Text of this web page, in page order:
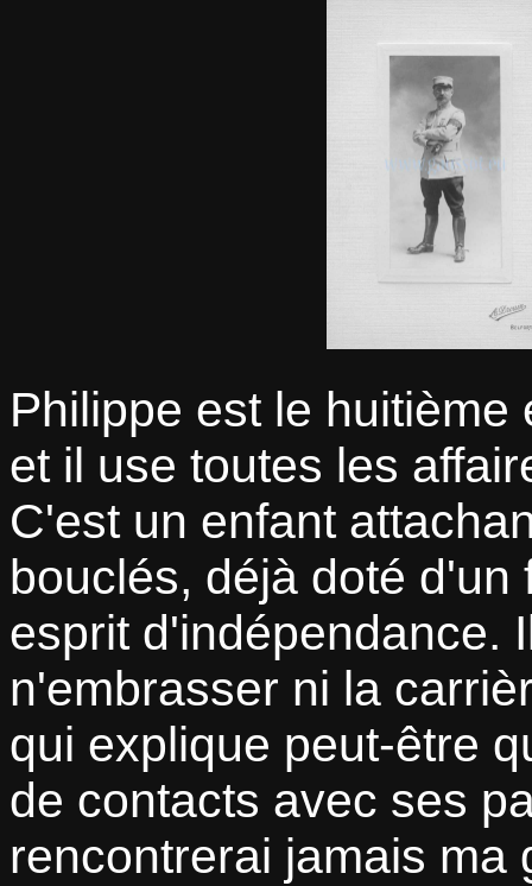
Philippe est le
et il use toutes les
C'est un enfant
bouclés, déjà doté
esprit d'indépendance.
n'embrasser ni la
qui explique peut-être
de contacts avec ses
rencontrerai jamais ma